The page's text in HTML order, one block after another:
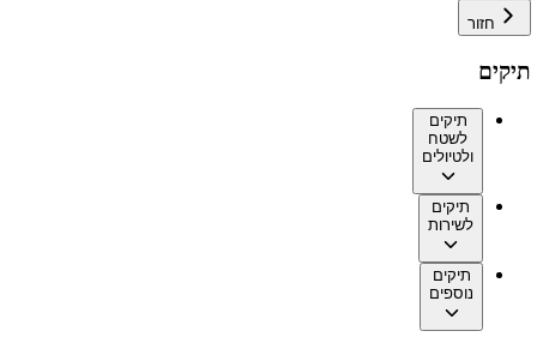
חזור
תיקים
תיקים
לשטח
ולטיולים
תיקים
לשירות
תיקים
נוספים